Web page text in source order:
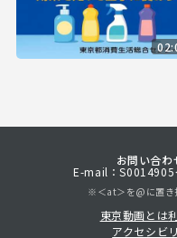
お問い合
E-mail：
※＜at＞を@に置き
東京動画とは
アクセシビ